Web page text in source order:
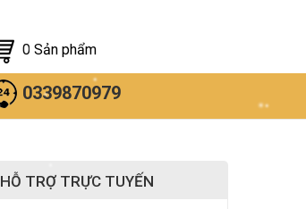
0 Sản phẩm
0339870979
HỖ TRỢ TRỰC TUYẾN